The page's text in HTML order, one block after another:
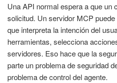
Una API normal espera a que un
solicitud. Un servidor MCP
que interpreta la intención del
herramientas, selecciona
servidores. Eso hace que la
parte un problema de seguridad
problema de control del agente.